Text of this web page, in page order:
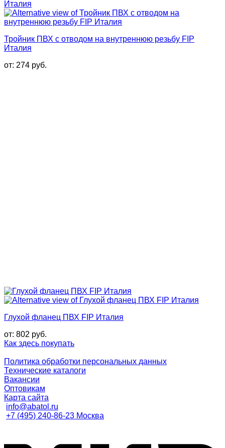
Тройник ПВХ с отводом на внутреннюю резьбу FIP
Италия
от: 274 руб.
Глухой фланец ПВХ FIP Италия
от: 802 руб.
Как здесь покупать
Политика обработки персональных данных
Технические каталоги
Вакансии
Оптовикам
Карта сайта
info@abatol.ru
+7 (495) 240-86-23 Москва